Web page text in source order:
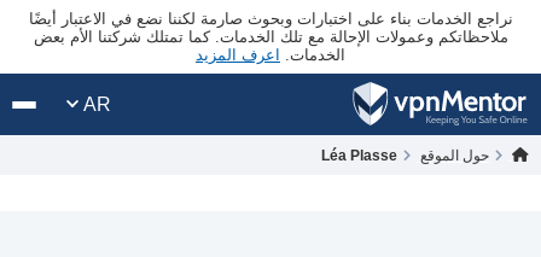
نراجع الخدمات بناء على اختبارات وبحوث صارمة لكننا نضع في الاعتبار أيضًا
ملاحظاتكم وعمولات الإحالة مع تلك الخدمات. كما تمتلك شركتنا الأم بعض
الخدمات. اعرف المزيد
AR
حول الموقع Léa Plasse